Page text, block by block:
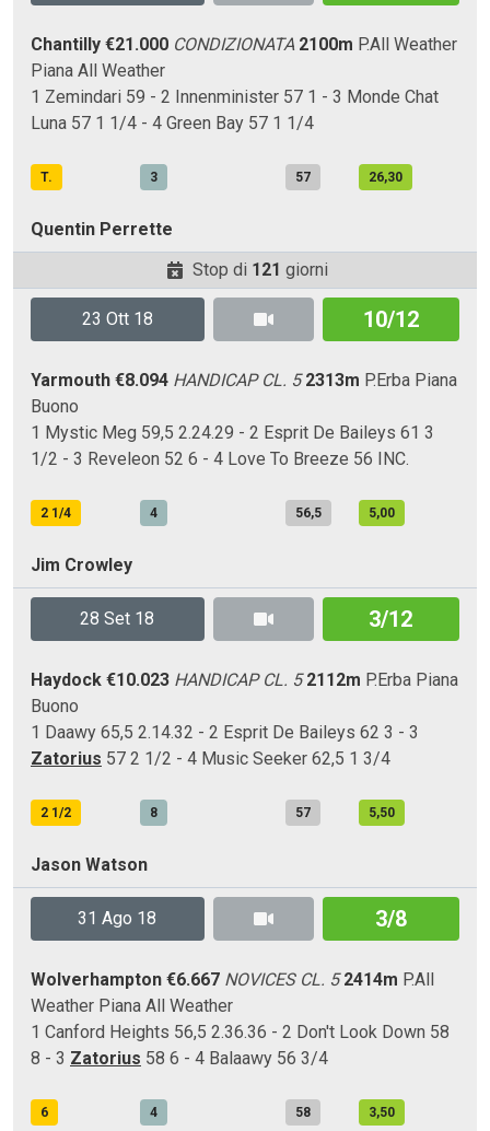
Chantilly €21.000 CONDIZIONATA 2100m P.All Weather
Piana All Weather
1 Zemindari 59 - 2 Innenminister 57 1 - 3 Monde Chat
Luna 57 1 1/4 - 4 Green Bay 57 1 1/4
T. 3 57 26,30
Quentin Perrette
Stop di 121 giorni
23 Ott 18 10/12
Yarmouth €8.094 HANDICAP CL. 5 2313m P.Erba Piana
Buono
1 Mystic Meg 59,5 2.24.29 - 2 Esprit De Baileys 61 3
1/2 - 3 Reveleon 52 6 - 4 Love To Breeze 56 INC.
2 1/4 4 56,5 5,00
Jim Crowley
28 Set 18 3/12
Haydock €10.023 HANDICAP CL. 5 2112m P.Erba Piana
Buono
1 Daawy 65,5 2.14.32 - 2 Esprit De Baileys 62 3 - 3
Zatorius 57 2 1/2 - 4 Music Seeker 62,5 1 3/4
2 1/2 8 57 5,50
Jason Watson
31 Ago 18 3/8
Wolverhampton €6.667 NOVICES CL. 5 2414m P.All
Weather Piana All Weather
1 Canford Heights 56,5 2.36.36 - 2 Don't Look Down 58
8 - 3 Zatorius 58 6 - 4 Balaawy 56 3/4
6 4 58 3,50